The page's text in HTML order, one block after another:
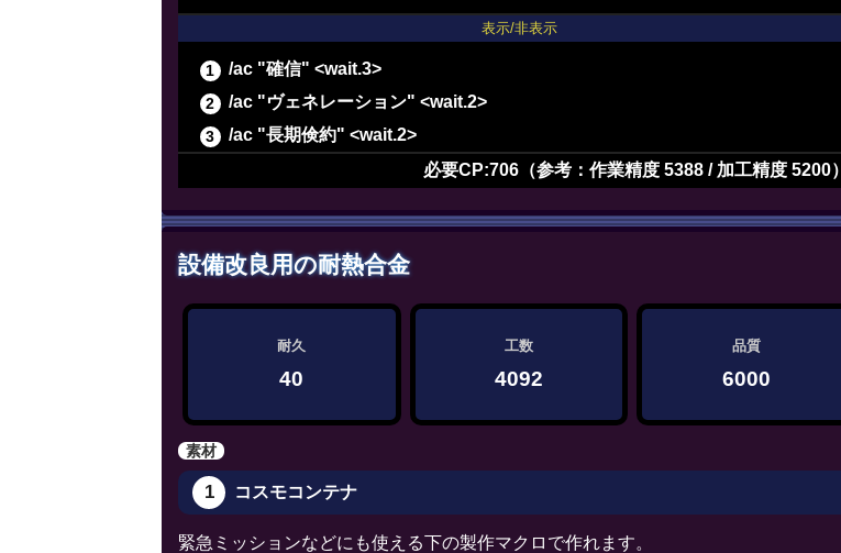
/ac "イノベーション" <wait.2>
/ac "ビエルゴの祝福" <wait.3>
/ac "精密作業" <wait.3>
表示/非表示
/ac "確信" <wait.3>
/ac "ヴェネレーション" <wait.2>
/ac "長期倹約" <wait.2>
/ac "イノベーション" <wait.2>
/ac "下地加工" <wait.3>
/ac "パーフェクトメンド" <wait.3>
/ac "イノベーション" <wait.2>
/ac "下地加工" <wait.3>
必要CP:706（参考：作業精度 5388 / 加工精度 5200）
設備改良用の耐熱合金
耐久
40
工数
4092
品質
6000
素材
1 コスモコンテナ
緊急ミッションなどにも使える下の製作マクロで作れます。